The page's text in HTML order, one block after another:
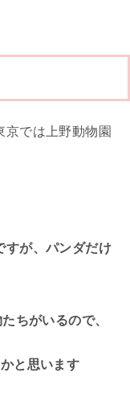
京では上野動物園
すが、パンダだけ
ちがいるので、
と思います